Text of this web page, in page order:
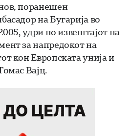
поранешен
на Бугарија во
удри по извештајот на
за напредокот на
кон Европската унија и
Вајц.